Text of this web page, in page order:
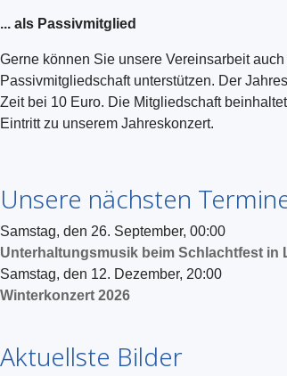
... als Passivmitglied
Gerne können Sie unsere Vereinsarbeit
Passivmitgliedschaft unterstützen. Der
Zeit bei 10 Euro. Die Mitgliedschaft
Eintritt zu unserem Jahreskonzert.
Unsere nächsten
Samstag, den 26. September, 00:00
Unterhaltungsmusik beim Schlachtfest in
Samstag, den 12. Dezember, 20:00
Winterkonzert 2026
Aktuellste Bilder